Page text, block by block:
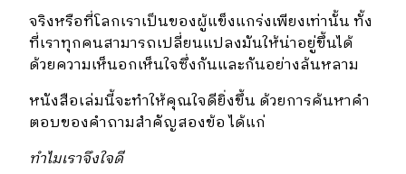
จริงหรือที่โลกเราเป็นของผู้แข็งแกร่งเพียงเท่านั้น ทั้ง
ที่เราทุกคนสามารถเปลี่ยนแปลงมันให้น่าอยู่ขึ้นได้
ด้วยความเห็นอกเห็นใจซึ่งกันและกันอย่างล้นหลาม
หนังสือเล่มนี้จะทำให้คุณใจดียิ่งขึ้น ด้วยการค้นหาคำ
ตอบของคำถามสำคัญสองข้อ ได้แก่
ทำไมเราจึงใจดี